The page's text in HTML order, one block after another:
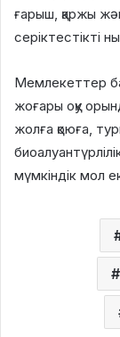
ғарыш, қаржы
серіктестікті
Мемлекеттер
жоғары оқу
жолға қоюға,
мүмкіндік мол